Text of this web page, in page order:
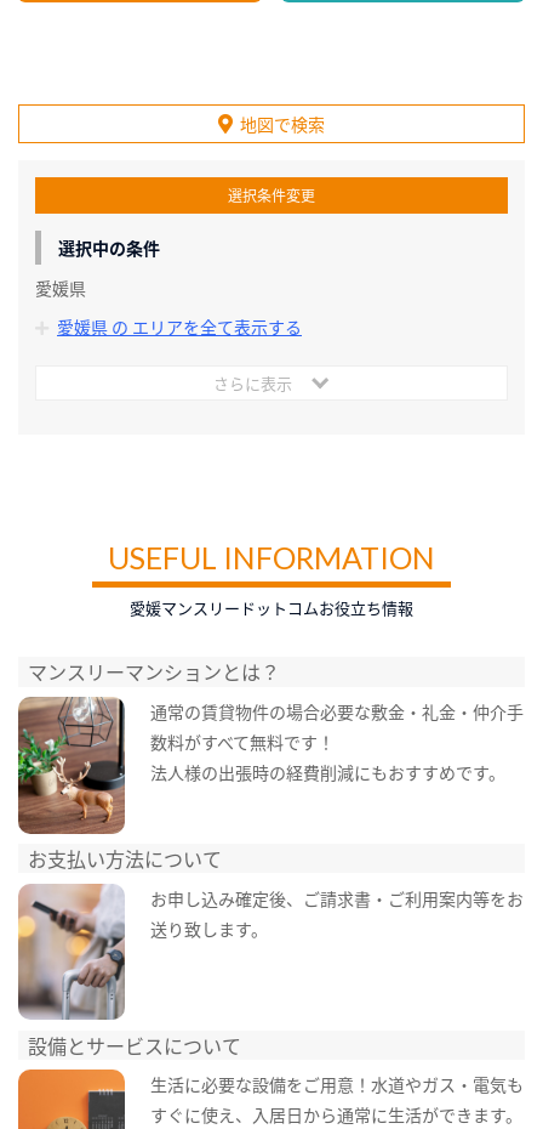
地図で検索
選択条件変更
選択中の条件
愛媛県
愛媛県 の エリアを全て表示する
さらに表示
USEFUL INFORMATION
愛媛マンスリードットコムお役立ち情報
マンスリーマンションとは？
通常の賃貸物件の場合必要な敷金・礼金・仲介手
数料がすべて無料です！
法人様の出張時の経費削減にもおすすめです。
お支払い方法について
お申し込み確定後、ご請求書・ご利用案内等をお
送り致します。
設備とサービスについて
生活に必要な設備をご用意！水道やガス・電気も
すぐに使え、入居日から通常に生活ができます。